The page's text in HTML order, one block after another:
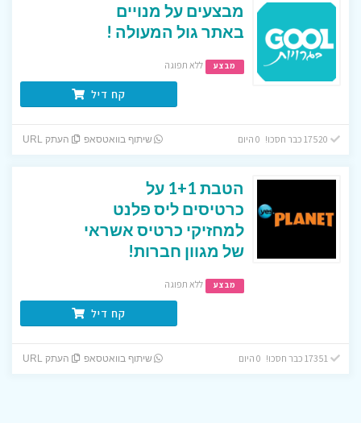
מבצעים על מנויים
באתר גול המעולה !
מבצע ללא תפוגה
קח דיל
שיתוף בוואטסאפ העתק URL
הטבת 1+1 על
כרטיסים ליס פלנט
למחזיקי כרטיס אשראי
של מגוון חברות!
מבצע ללא תפוגה
קח דיל
שיתוף בוואטסאפ העתק URL